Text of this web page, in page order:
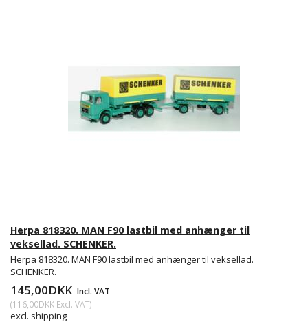
Herpa 818320. MAN F90 lastbil med anhænger til
veksellad. SCHENKER.
Herpa 818320. MAN F90 lastbil med anhænger til veksellad.
SCHENKER.
145,00DKK Incl. VAT
(116,00DKK Excl. VAT)
excl. shipping